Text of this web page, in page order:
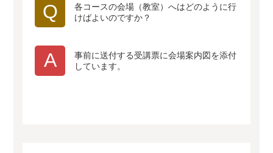
Q
各コースの会場（教室）へはどのように行
けばよいのですか？
A
事前に送付する受講票に会場案内図を添付
しています。